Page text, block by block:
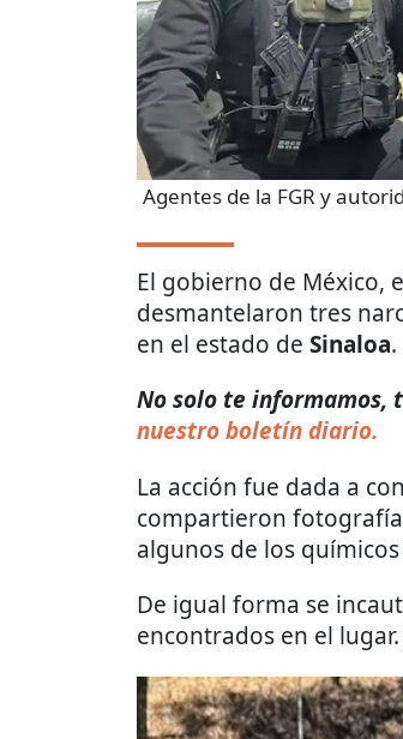
Agentes de la FGR y
El gobierno de México,
desmantelaron tres
en el estado de Sinaloa.
No solo te informamos,
nuestro boletín diario.
La acción fue dada a
compartieron
algunos de los
De igual forma se
encontrados en el lugar.